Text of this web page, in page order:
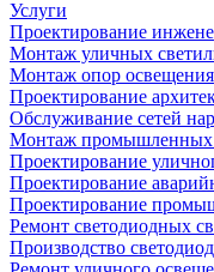
Услуги
Проектирование
Монтаж уличных
Монтаж опор освещения
Проектирование
Обслуживание сетей
Монтаж промышленных
Проектирование
Проектирование
Проектирование
Ремонт светодиодных
Производство